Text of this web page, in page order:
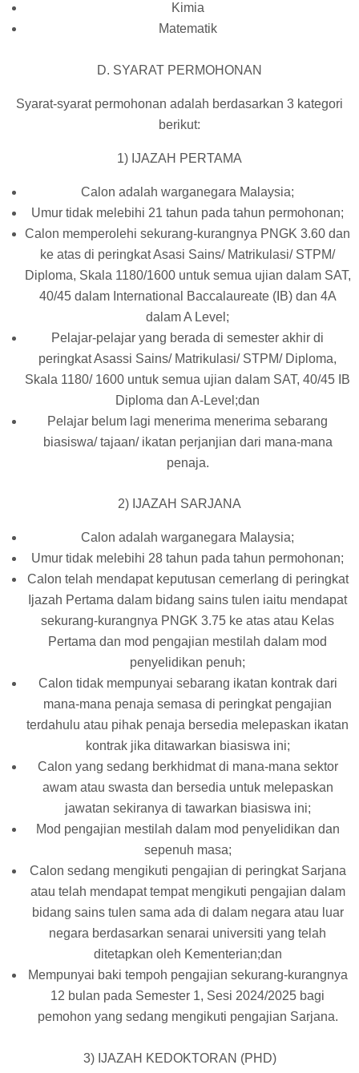
Kimia
Matematik
D. SYARAT PERMOHONAN
Syarat-syarat permohonan adalah berdasarkan 3 kategori
berikut:
1) IJAZAH PERTAMA
Calon adalah warganegara Malaysia;
Umur tidak melebihi 21 tahun pada tahun permohonan;
Calon memperolehi sekurang-kurangnya PNGK 3.60 dan
ke atas di peringkat Asasi Sains/ Matrikulasi/ STPM/
Diploma, Skala 1180/1600 untuk semua ujian dalam SAT,
40/45 dalam International Baccalaureate (IB) dan 4A
dalam A Level;
Pelajar-pelajar yang berada di semester akhir di
peringkat Asassi Sains/ Matrikulasi/ STPM/ Diploma,
Skala 1180/ 1600 untuk semua ujian dalam SAT, 40/45 IB
Diploma dan A-Level;dan
Pelajar belum lagi menerima menerima sebarang
biasiswa/ tajaan/ ikatan perjanjian dari mana-mana
penaja.
2) IJAZAH SARJANA
Calon adalah warganegara Malaysia;
Umur tidak melebihi 28 tahun pada tahun permohonan;
Calon telah mendapat keputusan cemerlang di peringkat
Ijazah Pertama dalam bidang sains tulen iaitu mendapat
sekurang-kurangnya PNGK 3.75 ke atas atau Kelas
Pertama dan mod pengajian mestilah dalam mod
penyelidikan penuh;
Calon tidak mempunyai sebarang ikatan kontrak dari
mana-mana penaja semasa di peringkat pengajian
terdahulu atau pihak penaja bersedia melepaskan ikatan
kontrak jika ditawarkan biasiswa ini;
Calon yang sedang berkhidmat di mana-mana sektor
awam atau swasta dan bersedia untuk melepaskan
jawatan sekiranya di tawarkan biasiswa ini;
Mod pengajian mestilah dalam mod penyelidikan dan
sepenuh masa;
Calon sedang mengikuti pengajian di peringkat Sarjana
atau telah mendapat tempat mengikuti pengajian dalam
bidang sains tulen sama ada di dalam negara atau luar
negara berdasarkan senarai universiti yang telah
ditetapkan oleh Kementerian;dan
Mempunyai baki tempoh pengajian sekurang-kurangnya
12 bulan pada Semester 1, Sesi 2024/2025 bagi
pemohon yang sedang mengikuti pengajian Sarjana.
3) IJAZAH KEDOKTORAN (PHD)